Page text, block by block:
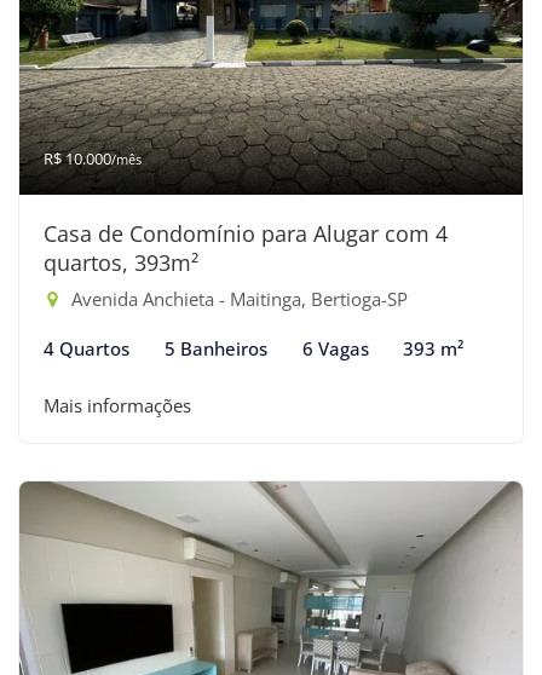
R$ 10.000/mês
Casa de Condomínio para Alugar com 4
quartos, 393m²
Avenida Anchieta - Maitinga, Bertioga-SP
4 Quartos 5 Banheiros 6 Vagas 393 m²
Mais informações